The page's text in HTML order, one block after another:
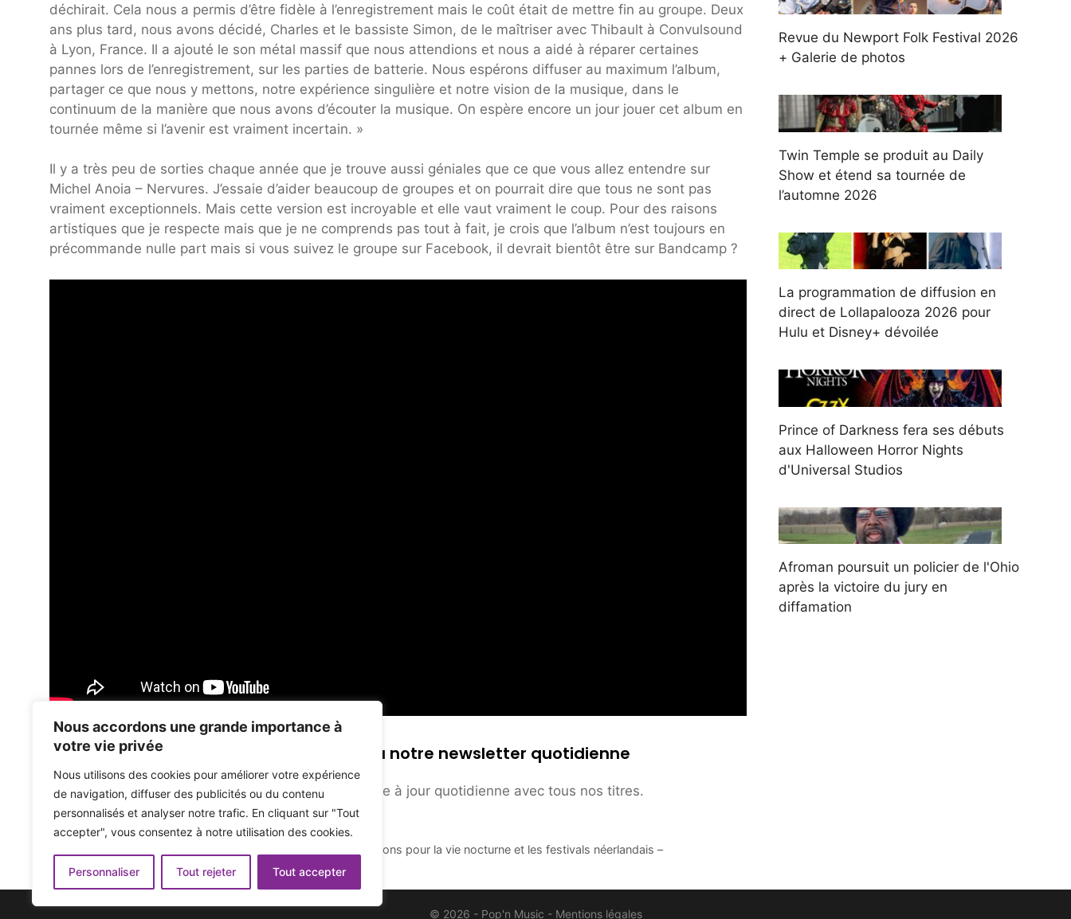
Nous accordons une grande importance à
votre vie privée
Nous utilisons des cookies pour améliorer votre expérience
de navigation, diffuser des publicités ou du contenu
personnalisés et analyser notre trafic. En cliquant sur "Tout
accepter", vous consentez à notre utilisation des cookies.
Personnaliser Tout rejeter Tout accepter
déchirait. Cela nous a permis d’être fidèle à l’enregistrement mais le coût était de mettre fin au groupe. Deux
ans plus tard, nous avons décidé, Charles et le bassiste Simon, de le maîtriser avec Thibault à Convulsound
à Lyon, France. Il a ajouté le son métal massif que nous attendions et nous a aidé à réparer certaines
pannes lors de l’enregistrement, sur les parties de batterie. Nous espérons diffuser au maximum l’album,
partager ce que nous y mettons, notre expérience singulière et notre vision de la musique, dans le
continuum de la manière que nous avons d’écouter la musique. On espère encore un jour jouer cet album en
tournée même si l’avenir est vraiment incertain. »
Il y a très peu de sorties chaque année que je trouve aussi géniales que ce que vous allez entendre sur
Michel Anoia – Nervures. J’essaie d’aider beaucoup de groupes et on pourrait dire que tous ne sont pas
vraiment exceptionnels. Mais cette version est incroyable et elle vaut vraiment le coup. Pour des raisons
artistiques que je respecte mais que je ne comprends pas tout à fait, je crois que l’album n’est toujours en
précommande nulle part mais si vous suivez le groupe sur Facebook, il devrait bientôt être sur Bandcamp ?
Envie de plus de métal ? Abonnez-vous à notre newsletter quotidienne
Entrez votre e-mail ci-dessous pour obtenir une mise à jour quotidienne avec tous nos titres.
Se souvenir de son plus grand rôle au cinéma
#UnmuteUs proteste contre l’assouplissement des restrictions pour la vie nocturne et les festivals néerlandais –
Revue du Newport Folk Festival 2026
+ Galerie de photos
Twin Temple se produit au Daily
Show et étend sa tournée de
l’automne 2026
La programmation de diffusion en
direct de Lollapalooza 2026 pour
Hulu et Disney+ dévoilée
Prince of Darkness fera ses débuts
aux Halloween Horror Nights
d'Universal Studios
Afroman poursuit un policier de l'Ohio
après la victoire du jury en
diffamation
© 2026 - Pop'n Music - Mentions légales